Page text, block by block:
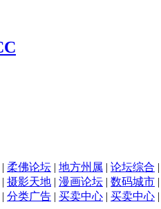
| 柔佛论坛 | 地方州属 | 论坛综合 |
| 摄影天地 | 漫画论坛 | 数码城市 |
| 分类广告 | 买卖中心 | 买卖中心 |